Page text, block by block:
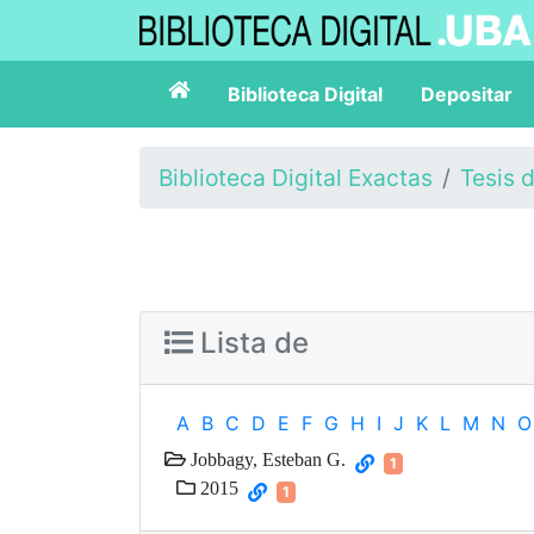
Biblioteca Digital Depositar
Biblioteca Digital Exactas Tesis
Lista de
A B C D E F G H I J K L M N O
Jobbagy, Esteban G. 1
2015 1